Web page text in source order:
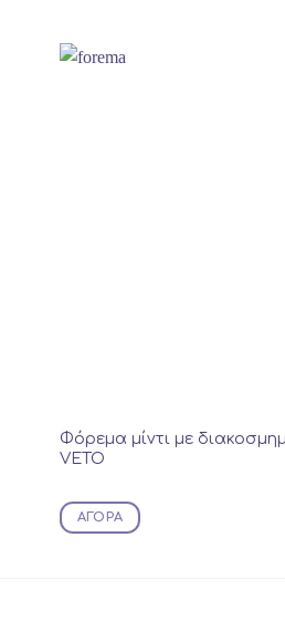
Φόρεμα μίντι με
VETO
ΑΓΟΡΆ